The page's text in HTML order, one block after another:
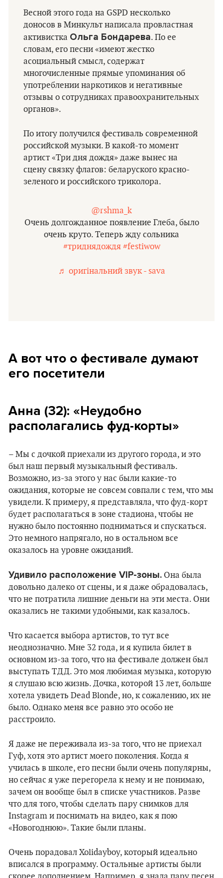
Весной этого года на GSPD несколько
доносов в Минкульт написала провластная
активистка Ольга Бондарева. По ее
словам, его песни «имеют жестко
асоциальный смысл, содержат
многочисленные прямые упоминания об
употреблении наркотиков и негативные
отзывы о сотрудниках правоохранительных
органов».
По итогу получился фестиваль современной
российской музыки. В какой-то момент
артист «Три дня дождя» даже вынес на
сцену связку флагов: беларуского красно-
зеленого и российского триколора.
@rshma_k
Очень долгожданное появление Глеба, было
очень круто. Теперь жду сольника
#триднядождя #festiwow
♬ оригінальний звук - sava
А вот что о фестивале думают
его посетители
Анна (32): «Неудобно
располагались фуд-корты»
– Мы с дочкой приехали из другого города, и это
был наш первый музыкальный фестиваль.
Возможно, из-за этого у нас были какие-то
ожидания, которые не совсем совпали с тем, что мы
увидели. К примеру, я представляла, что фуд-корт
будет располагаться в зоне стадиона, чтобы не
нужно было постоянно подниматься и спускаться.
Это немного напрягало, но в остальном все
оказалось на уровне ожиданий.
Удивило расположение VIP-зоны. Она была
довольно далеко от сцены, и я даже обрадовалась,
что не потратила лишние деньги на эти места. Они
оказались не такими удобными, как казалось.
Что касается выбора артистов, то тут все
неоднозначно. Мне 32 года, и я купила билет в
основном из-за того, что на фестивале должен был
выступать ТДД. Это моя любимая музыка, которую
я слушаю всю жизнь. Дочка, которой 13 лет, больше
хотела увидеть Dead Blonde, но, к сожалению, их не
было. Однако меня все равно это особо не
расстроило.
Я даже не переживала из-за того, что не приехал
Гуф, хотя это артист моего поколения. Когда я
училась в школе, его песни были очень популярны,
но сейчас я уже перегорела к нему и не понимаю,
зачем он вообще был в списке участников. Разве
что для того, чтобы сделать пару снимков для
Instagram и поснимать на видео, как я пою
«Новогоднюю». Такие были планы.
Очень порадовал Xolidayboy, который идеально
вписался в программу. Остальные артисты были